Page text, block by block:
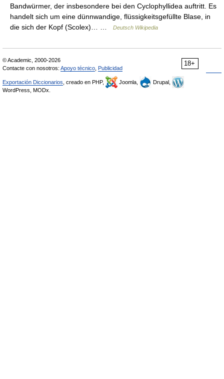
Bandwürmer, der insbesondere bei den Cyclophyllidea auftritt. Es
handelt sich um eine dünnwandige, flüssigkeitsgefüllte Blase, in
die sich der Kopf (Scolex)… …
Deutsch Wikipedia
18+
© Academic, 2000-2026
Contacte con nosotros: Apoyo técnico Publicidad
Exportación Diccionarios , creado en PHP, Joomla,
Drupal,
WordPress, MODx.